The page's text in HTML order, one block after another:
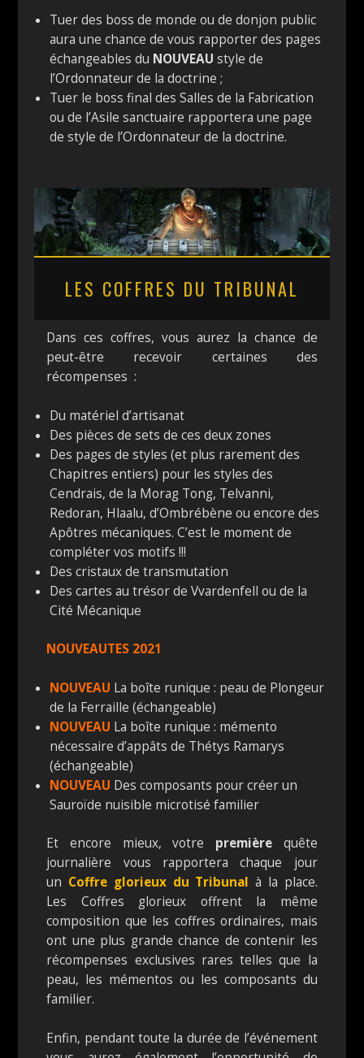
Tuer des boss de monde ou de donjon public
aura une chance de vous rapporter des pages
échangeables du NOUVEAU style de
l’Ordonnateur de la doctrine ;
Tuer le boss final des Salles de la Fabrication
ou de l’Asile sanctuaire rapportera une page
de style de l’Ordonnateur de la doctrine.
LES COFFRES DU TRIBUNAL
Dans ces coffres, vous aurez la chance de
peut-être recevoir certaines des
récompenses :
Du matériel d’artisanat
Des pièces de sets de ces deux zones
Des pages de styles (et plus rarement des
Chapitres entiers) pour les styles des
Cendrais, de la Morag Tong, Telvanni,
Redoran, Hlaalu, d’Ombrébène ou encore des
Apôtres mécaniques. C’est le moment de
compléter vos motifs !!!
Des cristaux de transmutation
Des cartes au trésor de Vvardenfell ou de la
Cité Mécanique
NOUVEAUTES 2021
NOUVEAU La boîte runique : peau de Plongeur
de la Ferraille (échangeable)
NOUVEAU La boîte runique : mémento
nécessaire d’appâts de Thétys Ramarys
(échangeable)
NOUVEAU Des composants pour créer un
Sauroïde nuisible microtisé familier
Et encore mieux, votre premièrequête
journalière vous rapportera chaque jour
un Coffre glorieux du Tribunalà la place.
Les Coffres glorieux offrent la même
composition que les coffres ordinaires, mais
ont une plus grande chance de contenir les
récompenses exclusives rares telles que la
peau, les mémentos ou les composants du
familier.
Enfin, pendant toute la durée de l’événement